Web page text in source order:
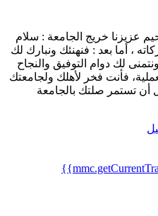
عزيزنا خريج الجامعة : سلام
، أما بعد : فنهنئك ونبارك لك
لك دوام التوفيق والنجاح
فأنت فخر لأهلك ولجامعتك
أن تستمر صلتك بالجامعة